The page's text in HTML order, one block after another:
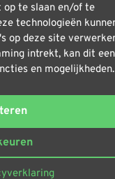
te slaan en/of te
technologieën
op deze site
intrekt, kan dit een
en mogelijkheden.